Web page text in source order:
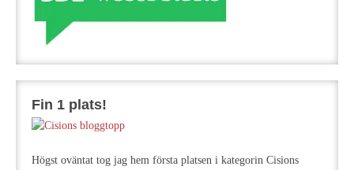
Fin 1 plats!
Högst oväntat tog jag hem första platsen i kategorin Cisions